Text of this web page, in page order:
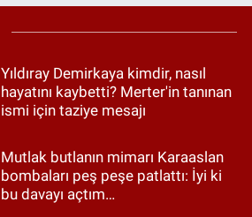
Yıldıray Demirkaya kimdir, nasıl
hayatını kaybetti? Merter'in tanınan
ismi için taziye mesajı
Mutlak butlanın mimarı Karaaslan
bombaları peş peşe patlattı: İyi ki
bu davayı açtım…